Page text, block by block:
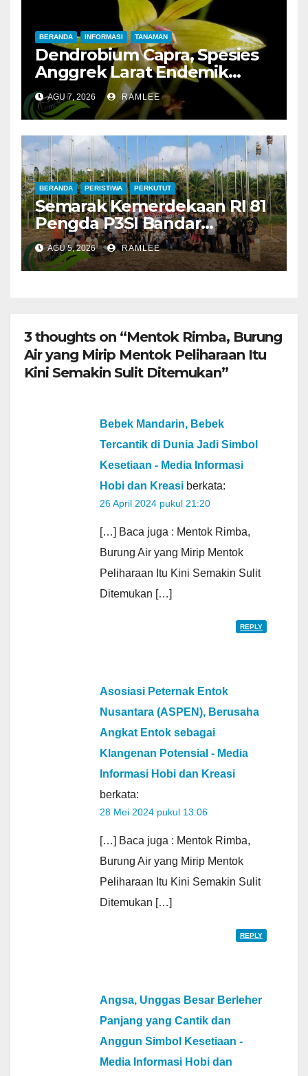
BERANDA INFORMASI TANAMAN
Dendrobium Capra, Spesies
Anggrek Larat Endemik
Pulau Jawa yang Mulai
Langka di Alam Liar
AGU 7, 2026 RAMLEE
BERANDA PERISTIWA PERKUTUT
Semarak Kemerdekaan RI 81
Pengda P3SI Bandar
Lampung, Potong Tumpeng
Menandai Peresmian
Lapangan Baru, Mawar
AGU 5, 2026 RAMLEE
3 thoughts on “Mentok Rimba, Burung
Air yang Mirip Mentok Peliharaan Itu
Kini Semakin Sulit Ditemukan”
Bebek Mandarin, Bebek
Tercantik di Dunia Jadi Simbol
Kesetiaan - Media Informasi
Hobi dan Kreasi berkata:
26 April 2024 pukul 21:20
[…] Baca juga : Mentok Rimba,
Burung Air yang Mirip Mentok
Peliharaan Itu Kini Semakin Sulit
Ditemukan […]
REPLY
Asosiasi Peternak Entok
Nusantara (ASPEN), Berusaha
Angkat Entok sebagai
Klangenan Potensial - Media
Informasi Hobi dan Kreasi
berkata:
28 Mei 2024 pukul 13:06
[…] Baca juga : Mentok Rimba,
Burung Air yang Mirip Mentok
Peliharaan Itu Kini Semakin Sulit
Ditemukan […]
REPLY
Angsa, Unggas Besar Berleher
Panjang yang Cantik dan
Anggun Simbol Kesetiaan -
Media Informasi Hobi dan